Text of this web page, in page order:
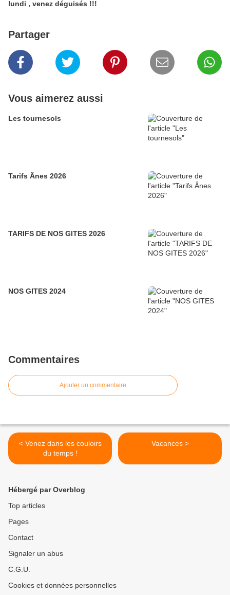
lundi , venez déguisés !!!
Partager
Vous aimerez aussi
Les tournesols
Tarifs Ânes 2026
TARIFS DE NOS GITES 2026
NOS GITES 2024
Commentaires
Ajouter un commentaire
< Venez dans les couloirs
du temps !
Vacances >
Hébergé par Overblog
Top articles
Pages
Contact
Signaler un abus
C.G.U.
Cookies et données personnelles